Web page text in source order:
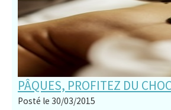
PÂQUES, PROFITEZ DU
Posté le 30/03/2015